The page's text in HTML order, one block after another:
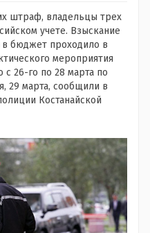
штраф, владельцы трех
учете. Взыскание
бюджет проходило в
мероприятия
26-го по 28 марта по
29 марта, сообщили в
Костанайской